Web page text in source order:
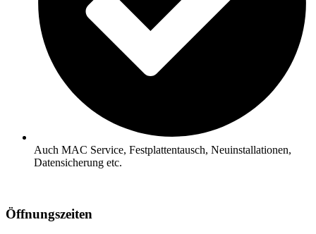
Auch MAC Service, Festplattentausch, Neuinstallationen,
Datensicherung etc.
Öffnungszeiten